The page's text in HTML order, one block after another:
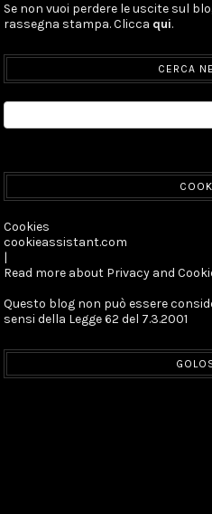
Se non vuoi perdere le uscite sul
rassegna stampa. Clicca qui.
CERCA
Cookies
cookieassistant.com
|
Read more about Privacy and
Questo blog non può essere
sensi della Legge 62 del 7.3.2001